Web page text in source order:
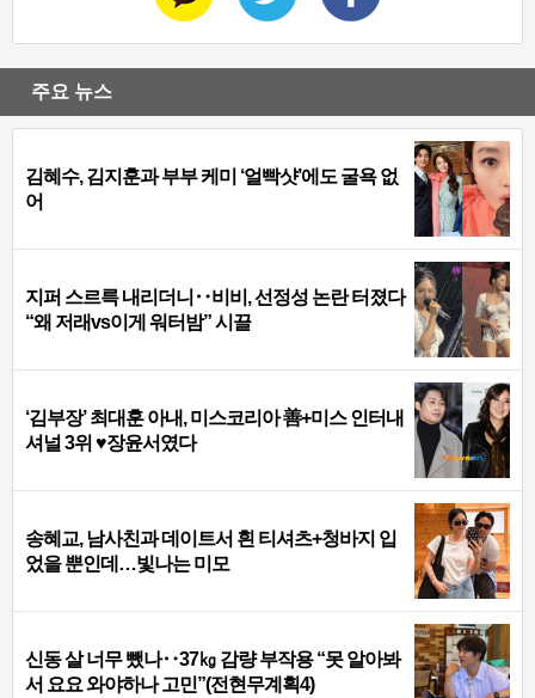
주요 뉴스
김혜수, 김지훈과 부부 케미 ‘얼빡샷’에도 굴욕 없
어
지퍼 스르륵 내리더니‥비비, 선정성 논란 터졌다
“왜 저래vs이게 워터밤” 시끌
‘김부장’ 최대훈 아내, 미스코리아 善+미스 인터내
셔널 3위 ♥장윤서였다
송혜교, 남사친과 데이트서 흰 티셔츠+청바지 입
었을 뿐인데…빛나는 미모
신동 살 너무 뺐나‥37㎏ 감량 부작용 “못 알아봐
서 요요 와야하나 고민”(전현무계획4)